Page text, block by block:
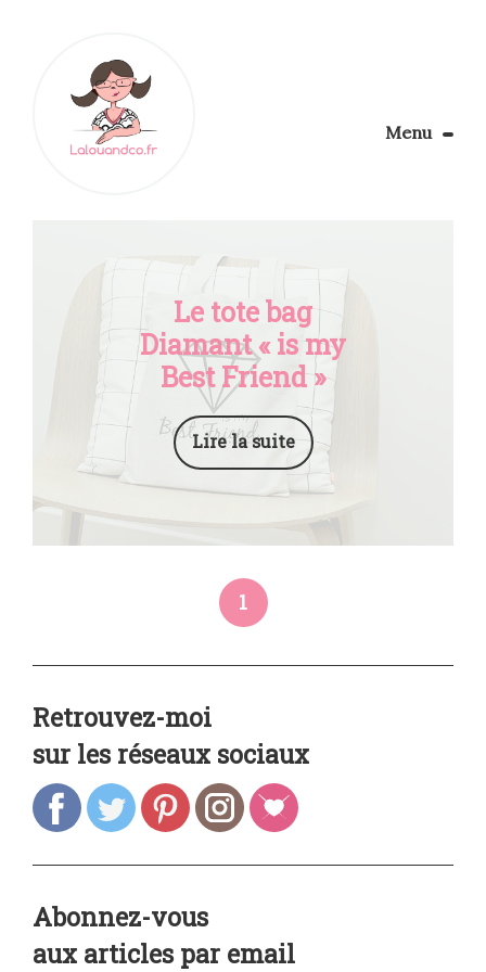
Menu
Aménager son coin couture
Personnalisez vos tissus
Le tote bag
Diamant « is my
Best Friend »
Lire la suite
1
Retrouvez-moi
sur les réseaux sociaux
Abonnez-vous
aux articles par email